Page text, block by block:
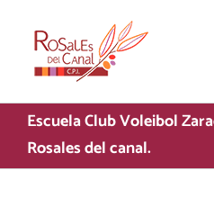
contenido
Escuela Club Voleibol
Rosales del canal.